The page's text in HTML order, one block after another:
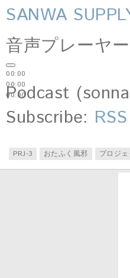
SANWA
音声プレーヤー
00:00
00:00
00:00
Podcast
Subscribe: RSS
PRJ-3 おたふく風邪 プロジ